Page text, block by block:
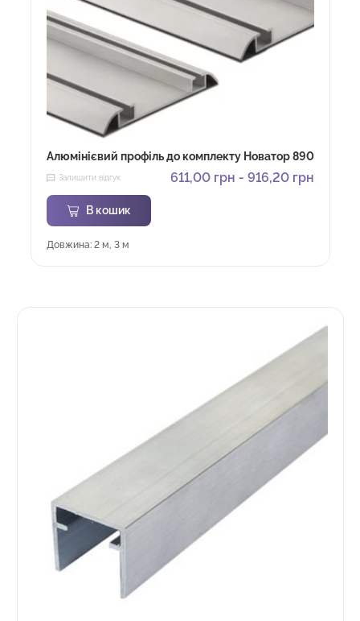
Алюмінієвий профіль до комплекту Новатор 890
Залишити відгук 611,00 грн - 916,20 грн
В кошик
Довжина: 2 м, 3 м